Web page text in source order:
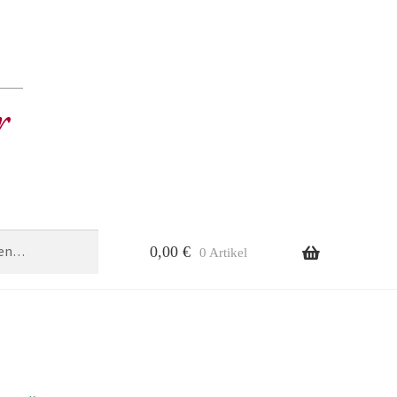
0,00 € 0 Artikel